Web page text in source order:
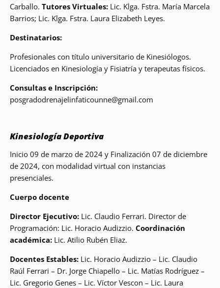
Carballo. Tutores Virtuales: Lic. Klga. Fstra. María Marcela
Barrios; Lic. Klga. Fstra. Laura Elizabeth Leyes.
Destinatarios:
Profesionales con título universitario de Kinesiólogos.
Licenciados en Kinesiología y Fisiatría y terapeutas físicos.
Consultas e Inscripción:
posgradodrenajelinfaticounne@gmail.com
Kinesiología Deportiva
Inicio 09 de marzo de 2024 y Finalización 07 de diciembre
de 2024, con modalidad virtual con instancias
presenciales.
Cuerpo docente
Director Ejecutivo: Lic. Claudio Ferrari. Director de
Programación: Lic. Horacio Audizzio. Coordinación
académica: Lic. Atilio Rubén Eliaz.
Docentes Estables: Lic. Horacio Audizzio – Lic. Claudio
Raúl Ferrari – Dr. Jorge Chiapello – Lic. Matías Rodríguez –
Lic. Gregorio Genes – Lic. Víctor Vescon – Lic. Laura